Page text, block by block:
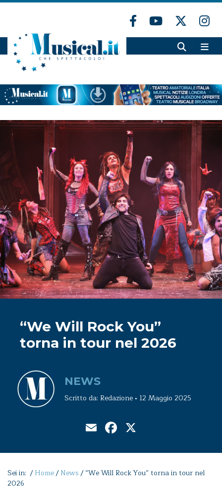
“We Will Rock You”
torna in tour nel 2026
NEWS
Scritto da: Redazione • 12 Maggio 2025
EmailFacebook
Sei in: /Home/News /“We Will Rock You” torna in tour nel
2026